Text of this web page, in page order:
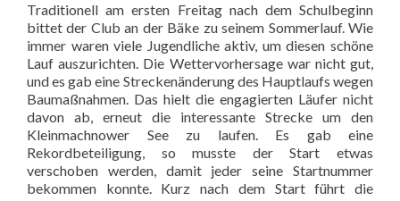
Traditionell am ersten Freitag nach dem Schulbeginn
bittet der Club an der Bäke zu seinem Sommerlauf. Wie
immer waren viele Jugendliche aktiv, um diesen schöne
Lauf auszurichten. Die Wettervorhersage war nicht gut,
und es gab eine Streckenänderung des Hauptlaufs wegen
Baumaßnahmen. Das hielt die engagierten Läufer nicht
davon ab, erneut die interessante Strecke um den
Kleinmachnower See zu laufen. Es gab eine
Rekordbeteiligung, so musste der Start etwas
verschoben werden, damit jeder seine Startnummer
bekommen konnte. Kurz nach dem Start führt die